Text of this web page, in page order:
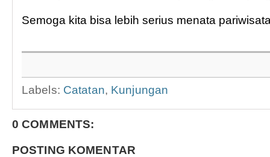
Semoga kita bisa lebih serius menata
Labels: Catatan, Kunjungan
0 COMMENTS:
POSTING KOMENTAR